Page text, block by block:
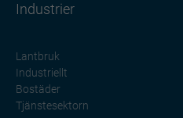
Industrier
Lantbruk
Industriellt
Bostäder
Tjänstesektorn